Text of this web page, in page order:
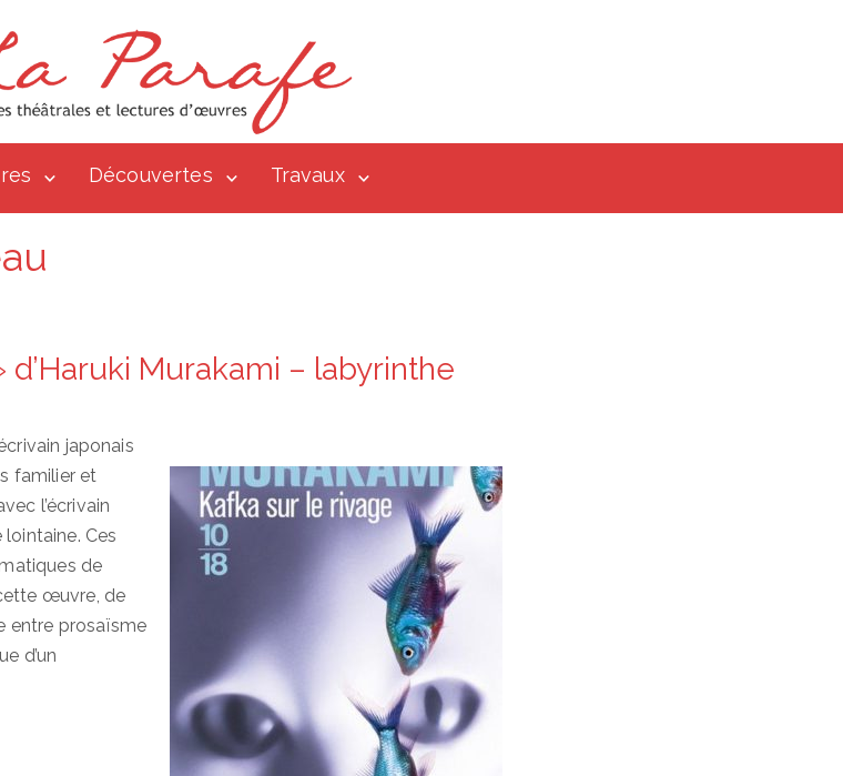
Découvertes Travaux
Murakami – labyrinthe
japonais
familier et
l’écrivain
Ces
de
œuvre, de
entre prosaïsme
d’un